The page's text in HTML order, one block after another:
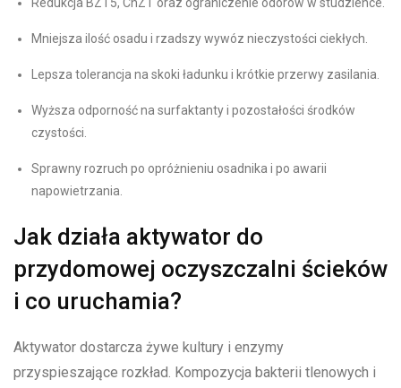
Mniejsza ilość osadu i rzadszy wywóz nieczystości ciekłych.
Lepsza tolerancja na skoki ładunku i krótkie przerwy zasilania.
Wyższa odporność na surfaktanty i pozostałości środków
czystości.
Sprawny rozruch po opróżnieniu osadnika i po awarii
napowietrzania.
Jak działa aktywator do
przydomowej oczyszczalni ścieków
i co uruchamia?
Aktywator dostarcza żywe kultury i enzymy
przyspieszające rozkład. Kompozycja bakterii tlenowych i